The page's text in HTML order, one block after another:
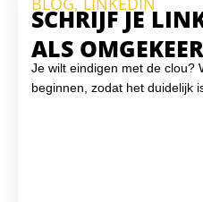
SCHRIJF JE
ALS
Je wilt eindigen met de clou?
beginnen, zodat het duidelijk